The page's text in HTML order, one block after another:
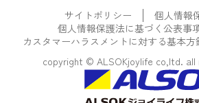
サイトポリシー
個人情報
個人情報保護法に基づく公表事
カスタマーハラスメントに対する基本方
copyright © ALSOKjoylife co,ltd. all